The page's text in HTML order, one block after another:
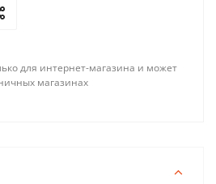
для интернет-магазина и может
магазинах